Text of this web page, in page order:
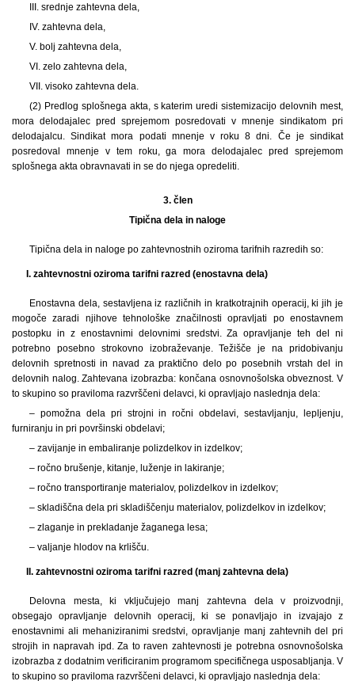
III. srednje zahtevna dela,
IV. zahtevna dela,
V. bolj zahtevna dela,
VI. zelo zahtevna dela,
VII. visoko zahtevna dela.
(2) Predlog splošnega akta, s katerim uredi sistemizacijo delovnih mest,
mora delodajalec pred sprejemom posredovati v mnenje sindikatom pri
delodajalcu. Sindikat mora podati mnenje v roku 8 dni. Če je sindikat
posredoval mnenje v tem roku, ga mora delodajalec pred sprejemom
splošnega akta obravnavati in se do njega opredeliti.
3. člen
Tipična dela in naloge
Tipična dela in naloge po zahtevnostnih oziroma tarifnih razredih so:
I. zahtevnostni oziroma tarifni razred (enostavna dela)
Enostavna dela, sestavljena iz različnih in kratkotrajnih operacij, ki jih je
mogoče zaradi njihove tehnološke značilnosti opravljati po enostavnem
postopku in z enostavnimi delovnimi sredstvi. Za opravljanje teh del ni
potrebno posebno strokovno izobraževanje. Težišče je na pridobivanju
delovnih spretnosti in navad za praktično delo po posebnih vrstah del in
delovnih nalog. Zahtevana izobrazba: končana osnovnošolska obveznost. V
to skupino so praviloma razvrščeni delavci, ki opravljajo naslednja dela:
– pomožna dela pri strojni in ročni obdelavi, sestavljanju, lepljenju,
furniranju in pri površinski obdelavi;
– zavijanje in embaliranje polizdelkov in izdelkov;
– ročno brušenje, kitanje, luženje in lakiranje;
– ročno transportiranje materialov, polizdelkov in izdelkov;
– skladiščna dela pri skladiščenju materialov, polizdelkov in izdelkov;
– zlaganje in prekladanje žaganega lesa;
– valjanje hlodov na krlišču.
II. zahtevnostni oziroma tarifni razred (manj zahtevna dela)
Delovna mesta, ki vključujejo manj zahtevna dela v proizvodnji,
obsegajo opravljanje delovnih operacij, ki se ponavljajo in izvajajo z
enostavnimi ali mehaniziranimi sredstvi, opravljanje manj zahtevnih del pri
strojih in napravah ipd. Za to raven zahtevnosti je potrebna osnovnošolska
izobrazba z dodatnim verificiranim programom specifičnega usposabljanja. V
to skupino so praviloma razvrščeni delavci, ki opravljajo naslednja dela: